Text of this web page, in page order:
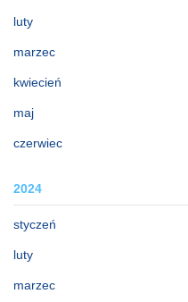
luty
marzec
kwiecień
maj
czerwiec
2024
styczeń
luty
marzec